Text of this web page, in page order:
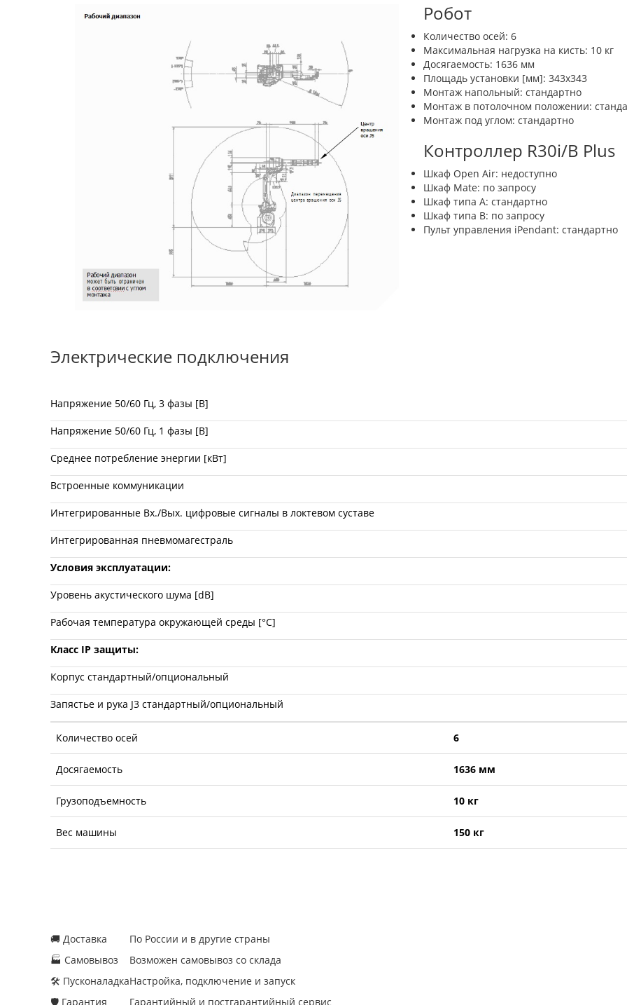
Робот
Количество осей: 6
Максимальная нагрузка на кисть: 10 кг
Досягаемость: 1636 мм
Площадь установки [мм]: 343х343
Монтаж напольный: стандартно
Монтаж в потолочном положении:
Монтаж под углом: стандартно
Контроллер R30i/B Plus
Шкаф Open Air: недоступно
Шкаф Mate: по запросу
Шкаф типа A: стандартно
Шкаф типа B: по запросу
Пульт управления iPendant: стандартно
Электрические подключения
Напряжение 50/60 Гц, 3 фазы [В]
Напряжение 50/60 Гц, 1 фазы [В]
Среднее потребление энергии [кВт]
Встроенные коммуникации
Интегрированные Вх./Вых. цифровые сигналы в локтевом суставе
Интегрированная пневмомагестраль
Условия эксплуатации:
Уровень акустического шума [dB]
Рабочая температура окружающей среды [°C]
Класс IP защиты:
Корпус стандартный/опциональный
Запястье и рука J3 стандартный/опциональный
Количество осей 6
Досягаемость 1636 мм
Грузоподъемность 10 кг
Вес машины 150 кг
🚚 Доставка
🏭 Самовывоз
🛠 Пусконаладка
🛡 Гарантия
По России и в другие страны
Возможен самовывоз со склада
Настройка, подключение и запуск
Гарантийный и постгарантийный сервис